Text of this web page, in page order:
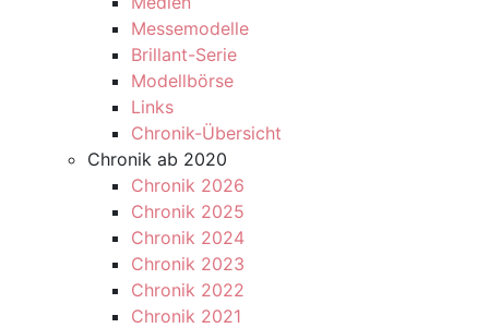
Messemodelle
Brillant-Serie
Modellbörse
Links
Chronik-Übersicht
Chronik ab 2020
Chronik 2026
Chronik 2025
Chronik 2024
Chronik 2023
Chronik 2022
Chronik 2021